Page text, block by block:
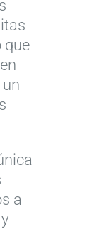
que
a